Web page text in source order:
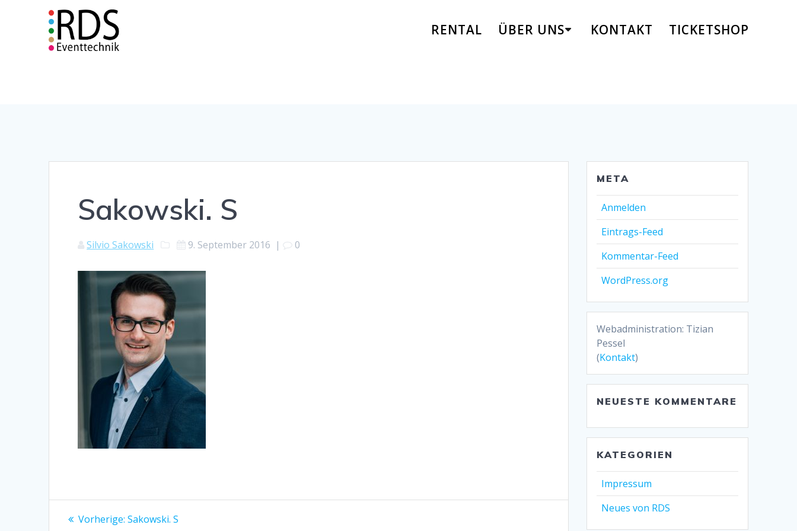
RENTAL ÜBER UNS KONTAKT TICKETSHOP
Sakowski. S
Silvio Sakowski 9. September 2016 | 0
Beitragsnavigation
Vorherige: Vorheriger
Sakowski. S
META
Anmelden
Eintrags-Feed
Kommentar-Feed
WordPress.org
Webadministration: Tizian
Pessel
(Kontakt)
NEUESTE KOMMENTARE
KATEGORIEN
Impressum
Neues von RDS